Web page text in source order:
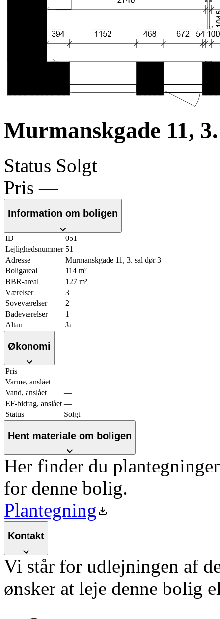
Murmanskgade 11,
Status Solgt
Pris —
Information om boligen
ID
051
Lejlighedsnummer 51
Adresse
Murmanskgade 11, 3. sal dør 3
Boligareal
114 m²
BBR-areal
127 m²
Værelser
3
Soveværelser
2
Badeværelser
1
Altan
Ja
Økonomi
Pris
—
Varme, anslået
—
Vand, anslået
—
EF-bidrag, anslået —
Status
Solgt
Hent materiale om boligen
Her finder du
for denne bolig.
Plantegning
Kontakt
Vi står for udlejningen af
ønsker at leje denne bolig